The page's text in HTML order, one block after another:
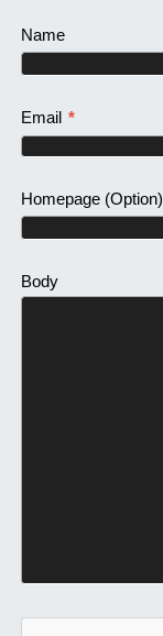
Name
Email *
Homepage(Option)
Body